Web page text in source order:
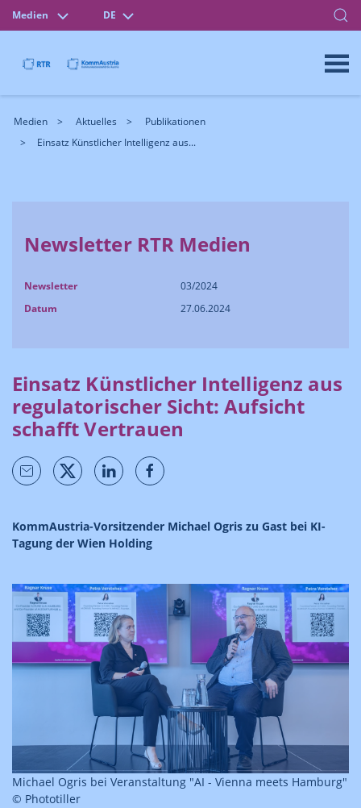
Medien DE
Medien Aktuelles
Publikationen
Einsatz Künstlicher Intelligenz aus...
Newsletter RTR Medien
Newsletter
03/2024
Datum
27.06.2024
Einsatz Künstlicher Intelligenz aus
regulatorischer Sicht: Aufsicht
schafft Vertrauen
KommAustria-Vorsitzender Michael Ogris zu Gast bei KI-
Tagung der Wien Holding
Michael Ogris bei Veranstaltung "AI - Vienna meets Hamburg"
© Phototiller